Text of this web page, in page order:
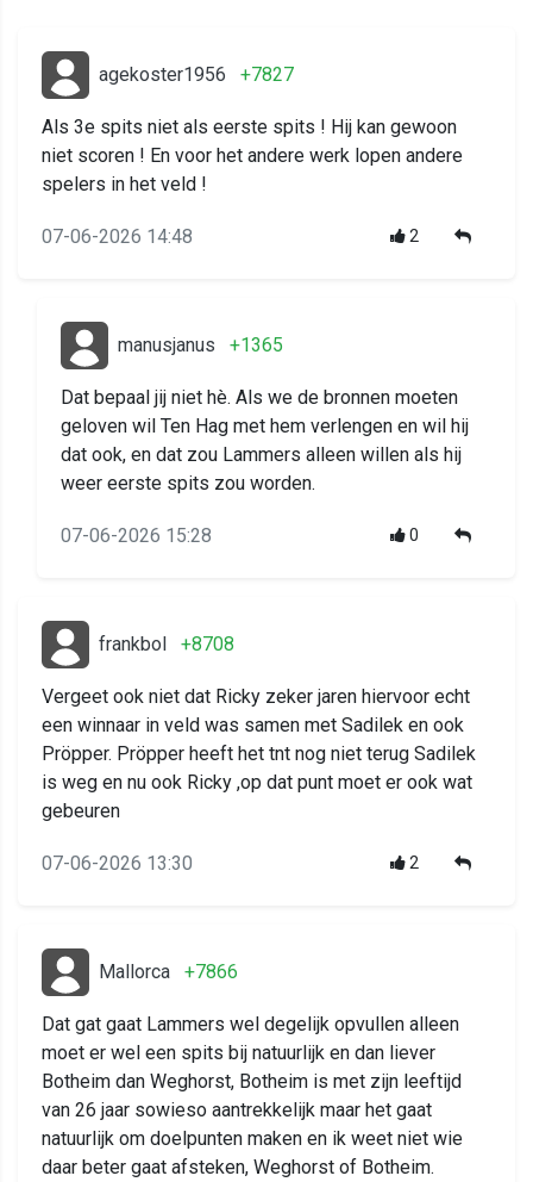
agekoster1956 +7827
Als 3e spits niet als eerste spits ! Hij kan gewoon
niet scoren ! En voor het andere werk lopen andere
spelers in het veld !
07-06-2026 14:48 2
manusjanus +1365
Dat bepaal jij niet hè. Als we de bronnen moeten
geloven wil Ten Hag met hem verlengen en wil hij
dat ook, en dat zou Lammers alleen willen als hij
weer eerste spits zou worden.
07-06-2026 15:28 0
frankbol +8708
Vergeet ook niet dat Ricky zeker jaren hiervoor echt
een winnaar in veld was samen met Sadilek en ook
Pröpper. Pröpper heeft het tnt nog niet terug Sadilek
is weg en nu ook Ricky ,op dat punt moet er ook wat
gebeuren
07-06-2026 13:30 2
Mallorca +7866
Dat gat gaat Lammers wel degelijk opvullen alleen
moet er wel een spits bij natuurlijk en dan liever
Botheim dan Weghorst, Botheim is met zijn leeftijd
van 26 jaar sowieso aantrekkelijk maar het gaat
natuurlijk om doelpunten maken en ik weet niet wie
daar beter gaat afsteken, Weghorst of Botheim.